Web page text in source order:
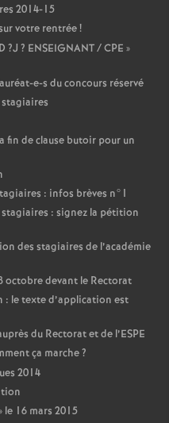
2014-15
votre rentrée!
D ?J ? ENSEIGNANT/CPE »
e-s du concours réservé
stagiaires
fin de clause butoir pour un
: infos brèves n°1
stagiaires : signez la pétition
des stagiaires de l’académie
octobre devant le Rectorat
le texte d’application est
du Rectorat et de l’ESPE
ça marche?
2014
le 16 mars 2015